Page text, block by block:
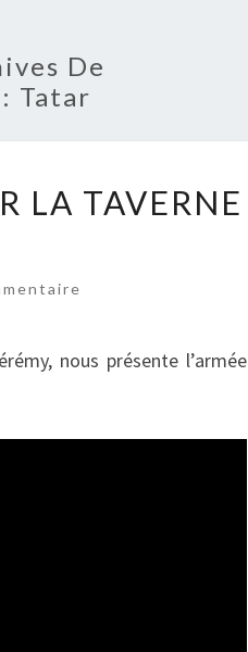
De
Tatar
LA TAVERNE
nous présente l’armée